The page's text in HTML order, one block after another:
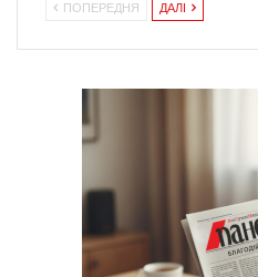
ПОПЕРЕДНЯ ДАЛІ